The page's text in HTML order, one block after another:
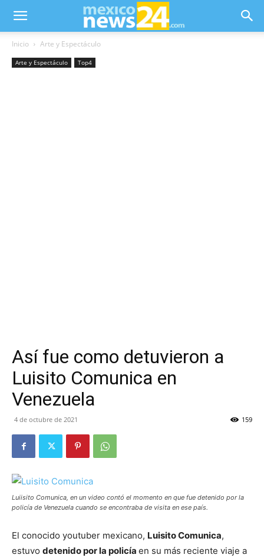
Inicio Arte y Espectáculo
Arte y Espectáculo Top4
Así fue como detuvieron a
Luisito Comunica en
Venezuela
4 de octubre de 2021 159
Luiisito Comunica, en un video contó el momento en que fue detenido por la
policía de Venezuela cuando se encontraba de visita en ese país.
El conocido youtuber mexicano, Luisito Comunica,
estuvo detenido por la policía en su más reciente viaje a